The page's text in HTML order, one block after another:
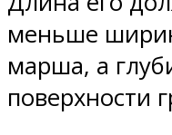
меньше
марша, а
поверхности